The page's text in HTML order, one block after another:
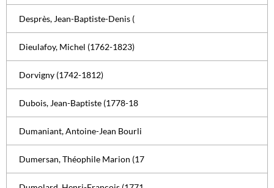
Desprès, Jean-Baptiste-Denis (
Dieulafoy, Michel (1762-1823)
Dorvigny (1742-1812)
Dubois, Jean-Baptiste (1778-18
Dumaniant, Antoine-Jean Bourli
Dumersan, Théophile Marion (17